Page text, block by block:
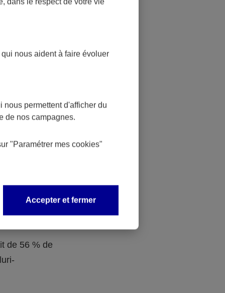
la
aux
de 56 % de
nous aident à faire évoluer
nous permettent d'afficher du
de nos campagnes.
"Paramétrer mes cookies"
Accepter et fermer